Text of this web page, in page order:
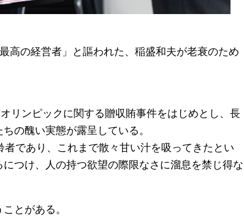
高の経営者」と謳われた、稲盛和夫が老衰のため
リンピックに関する贈収賄事件をはじめとし、長
の醜い実態が露呈している。
であり、これまで散々甘い汁を吸ってきたとい
つけ、人の持つ欲望の際限なさに溜息を禁じ得な
とがある。